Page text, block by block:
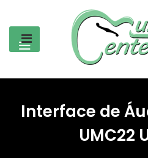
content
Interface de
UMC22